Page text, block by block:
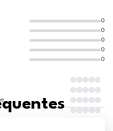
0
0
0
0
0